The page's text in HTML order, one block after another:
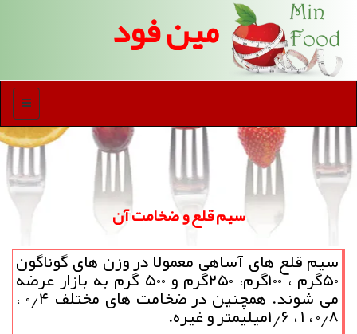
مین فود
منو
سیم قلع و ضخامت آن
سیم قلع های آساهی معمولا در وزن های گوناگون
۵۰گرم ، ۱۰۰گرم، ۲۵۰گرم و ۵۰۰ گرم به بازار عرضه
می شوند. همچنین در ضخامت های مختلف ۰٫۴ ،
۰٫۸ ، ۱ ، ۱٫۶میلیمتر و غیره.